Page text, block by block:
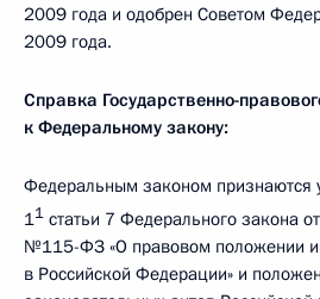
2009 года и одобрен Советом
2009 года.
Справка Государственно-
к Федеральному закону:
Федеральным законом признаются
11 статьи 7 Федерального закона
№115-ФЗ «О правовом положении
в Российской Федерации» и